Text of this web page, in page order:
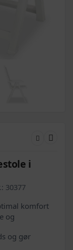
i
30377
komfort
og
og gør